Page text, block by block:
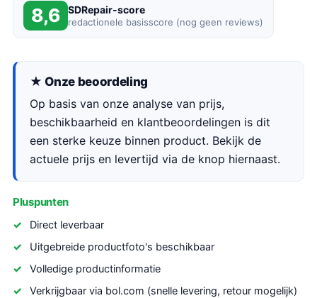
8,6 SDRepair-score
redactionele basisscore (nog geen reviews)
★ Onze beoordeling
Op basis van onze analyse van prijs,
beschikbaarheid en klantbeoordelingen is dit
een sterke keuze binnen product. Bekijk de
actuele prijs en levertijd via de knop hiernaast.
Pluspunten
Direct leverbaar
Uitgebreide productfoto's beschikbaar
Volledige productinformatie
Verkrijgbaar via bol.com (snelle levering, retour mogelijk)